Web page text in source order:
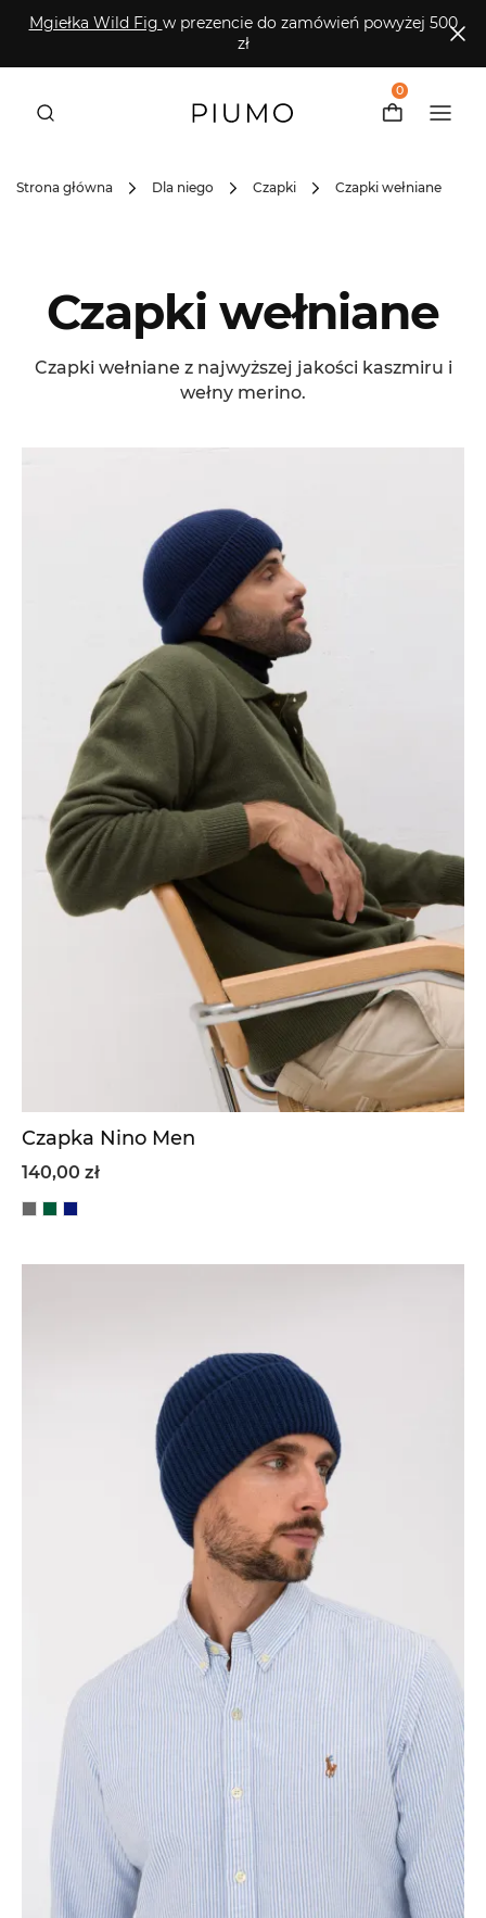
Mgiełka Wild Fig w prezencie do zamówień powyżej 500
zł
0
Strona główna Dla niego Czapki Czapki wełniane
Czapki wełniane
Czapki wełniane z najwyższej jakości kaszmiru i
wełny merino.
Czapka Nino Men
140,00 zł